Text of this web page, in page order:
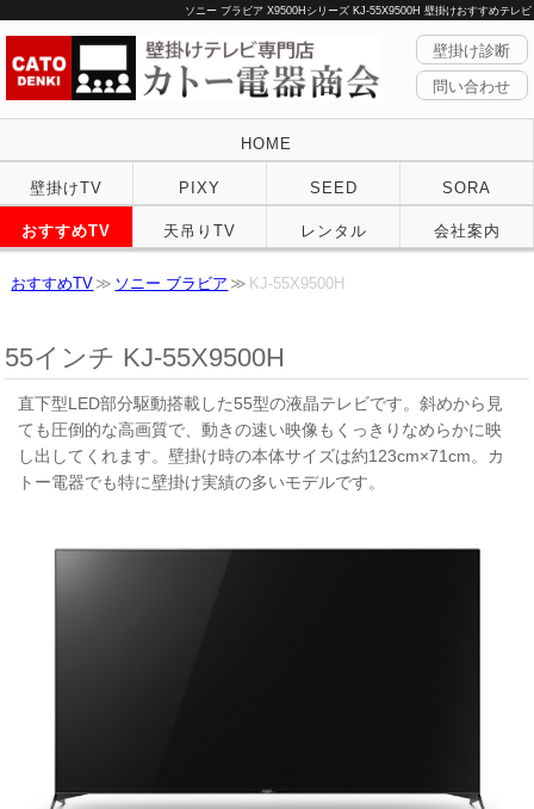
ソニー ブラビア X9500Hシリーズ KJ-55X9500H 壁掛けおすすめテレビ
壁掛け診断
問い合わせ
HOME
壁掛けTV PIXY SEED SORA
おすすめTV 天吊りTV レンタル 会社案内
おすすめTV ソニー ブラビア KJ-55X9500H
55インチ KJ-55X9500H
直下型LED部分駆動搭載した55型の液晶テレビです。斜めから見
ても圧倒的な高画質で、動きの速い映像もくっきりなめらかに映
し出してくれます。壁掛け時の本体サイズは約123cm×71cm。カ
トー電器でも特に壁掛け実績の多いモデルです。